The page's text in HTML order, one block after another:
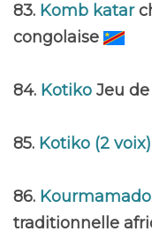
83. Komb katar
congolaise
84. Kotiko Jeu
85. Kotiko (2 voix)
86.
traditionnelle